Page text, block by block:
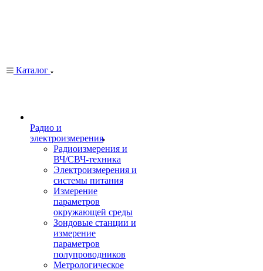
Каталог
Радио и
электроизмерения
Радиоизмерения и
ВЧ/СВЧ-техника
Электроизмерения и
системы питания
Измерение
параметров
окружающей среды
Зондовые станции и
измерение
параметров
полупроводников
Метрологическое